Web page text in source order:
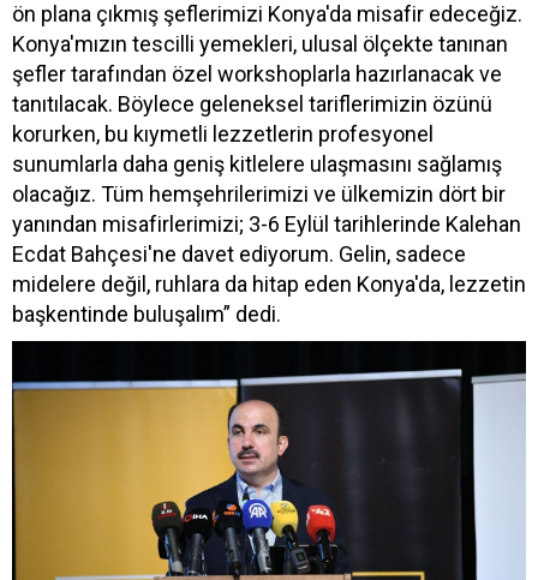
ön plana çıkmış şeflerimizi Konya'da misafir edeceğiz.
Konya'mızın tescilli yemekleri, ulusal ölçekte tanınan
şefler tarafından özel workshoplarla hazırlanacak ve
tanıtılacak. Böylece geleneksel tariflerimizin özünü
korurken, bu kıymetli lezzetlerin profesyonel
sunumlarla daha geniş kitlelere ulaşmasını sağlamış
olacağız. Tüm hemşehrilerimizi ve ülkemizin dört bir
yanından misafirlerimizi; 3-6 Eylül tarihlerinde Kalehan
Ecdat Bahçesi'ne davet ediyorum. Gelin, sadece
midelere değil, ruhlara da hitap eden Konya'da, lezzetin
başkentinde buluşalım” dedi.